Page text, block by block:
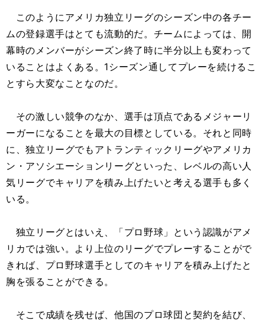
このようにアメリカ独立リーグのシーズン中の各チー
ムの登録選手はとても流動的だ。チームによっては、開
幕時のメンバーがシーズン終了時に半分以上も変わって
いることはよくある。1シーズン通してプレーを続けるこ
とすら大変なことなのだ。
その激しい競争のなか、選手は頂点であるメジャーリ
ーガーになることを最大の目標としている。それと同時
に、独立リーグでもアトランティックリーグやアメリカ
ン・アソシエーションリーグといった、レベルの高い人
気リーグでキャリアを積み上げたいと考える選手も多く
いる。
独立リーグとはいえ、「プロ野球」という認識がアメ
リカでは強い。より上位のリーグでプレーすることがで
きれば、プロ野球選手としてのキャリアを積み上げたと
胸を張ることができる。
そこで成績を残せば、他国のプロ球団と契約を結び、